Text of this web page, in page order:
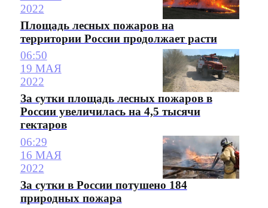
2022
Площадь лесных пожаров на
территории России продолжает расти
06:50
19 МАЯ
2022
За сутки площадь лесных пожаров в
России увеличилась на 4,5 тысячи
гектаров
06:29
16 МАЯ
2022
За сутки в России потушено 184
природных пожара